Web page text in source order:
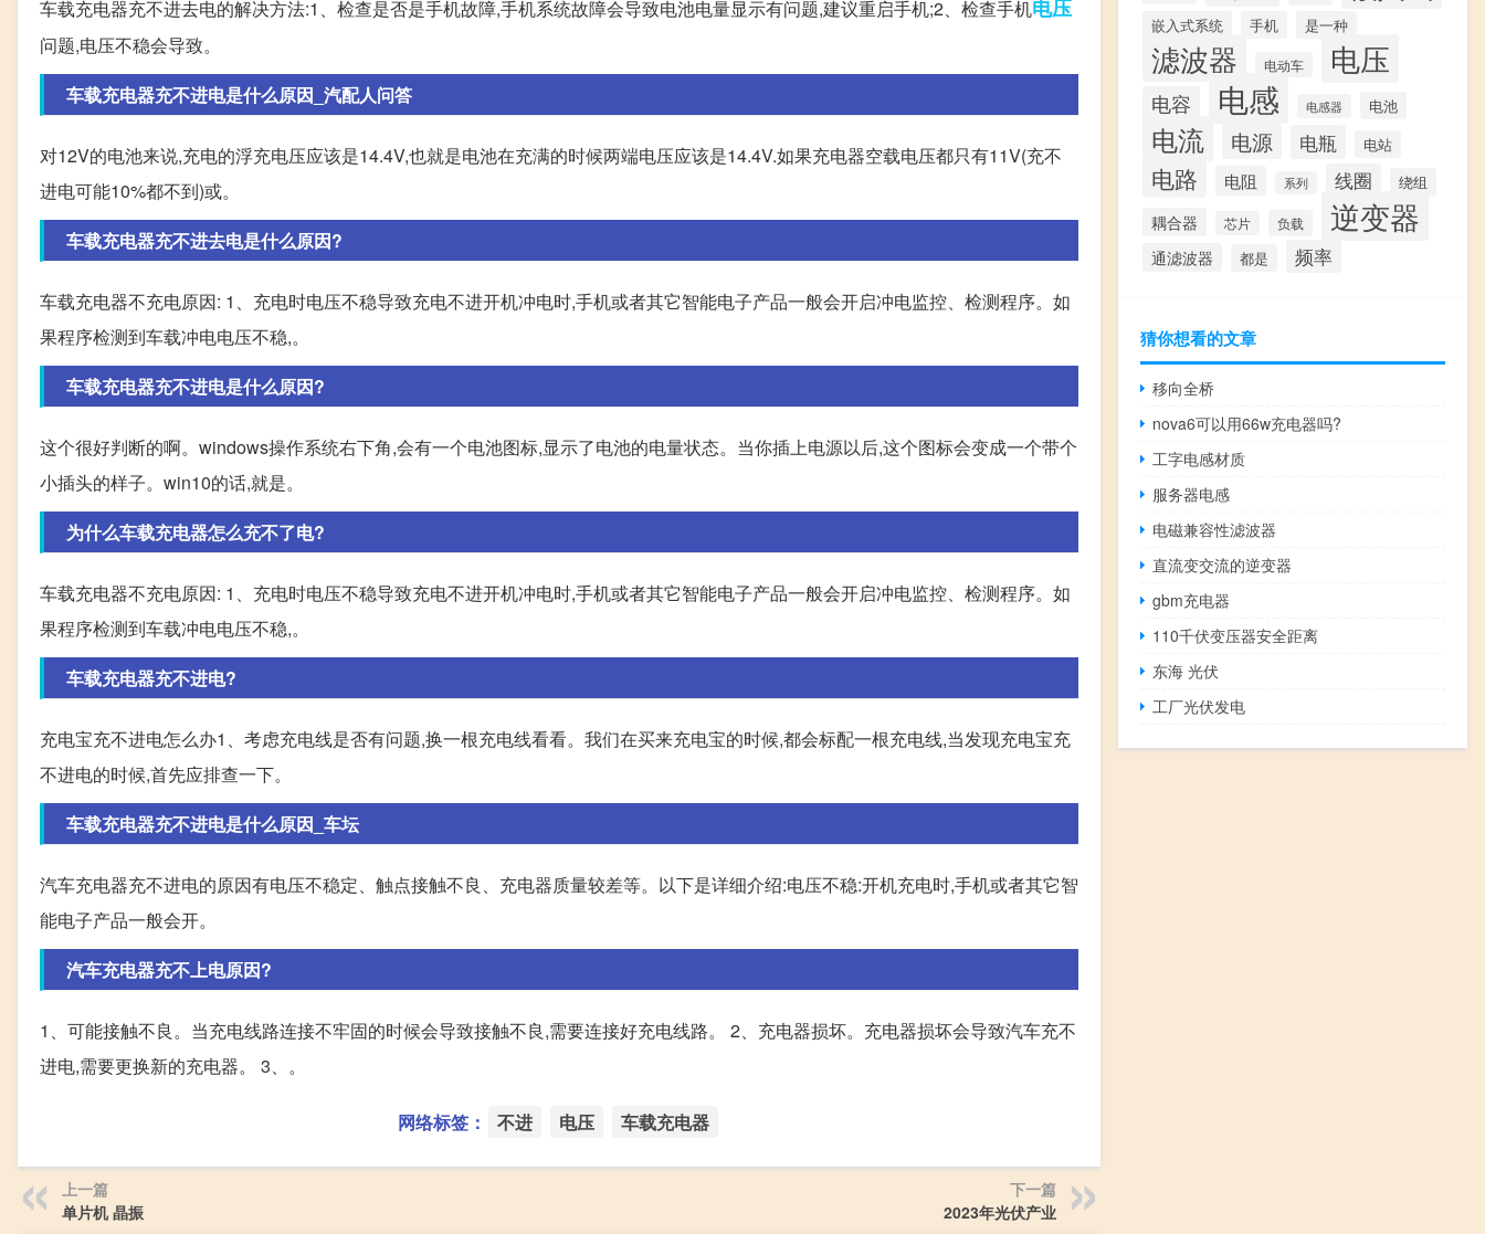
车载充电器充不进去电的解决方法:1、检查是否是手机故障,手机系统故障会导致电池电量显示有问题,建议重启手机;2、检查手机电压
问题,电压不稳会导致。
车载充电器充不进电是什么原因_汽配人问答
对12V的电池来说,充电的浮充电压应该是14.4V,也就是电池在充满的时候两端电压应该是14.4V.如果充电器空载电压都只有11V(充不
进电可能10%都不到)或。
车载充电器充不进去电是什么原因?
车载充电器不充电原因: 1、充电时电压不稳导致充电不进开机冲电时,手机或者其它智能电子产品一般会开启冲电监控、检测程序。如
果程序检测到车载冲电电压不稳,。
车载充电器充不进电是什么原因?
这个很好判断的啊。windows操作系统右下角,会有一个电池图标,显示了电池的电量状态。当你插上电源以后,这个图标会变成一个带个
小插头的样子。win10的话,就是。
为什么车载充电器怎么充不了电?
车载充电器不充电原因: 1、充电时电压不稳导致充电不进开机冲电时,手机或者其它智能电子产品一般会开启冲电监控、检测程序。如
果程序检测到车载冲电电压不稳,。
车载充电器充不进电?
充电宝充不进电怎么办1、考虑充电线是否有问题,换一根充电线看看。我们在买来充电宝的时候,都会标配一根充电线,当发现充电宝充
不进电的时候,首先应排查一下。
车载充电器充不进电是什么原因_车坛
汽车充电器充不进电的原因有电压不稳定、触点接触不良、充电器质量较差等。以下是详细介绍:电压不稳:开机充电时,手机或者其它智
能电子产品一般会开。
汽车充电器充不上电原因?
1、可能接触不良。当充电线路连接不牢固的时候会导致接触不良,需要连接好充电线路。 2、充电器损坏。充电器损坏会导致汽车充不
进电,需要更换新的充电器。 3、。
网络标签： 不进 电压 车载充电器
上一篇
单片机 晶振
下一篇
2023年光伏产业
嵌入式系统 手机 是一种
滤波器 电动车 电压
电容 电感 电感器 电池
电流 电源 电瓶 电站
电路 电阻 系列 线圈 绕组
耦合器 芯片 负载 逆变器
通滤波器 都是 频率
猜你想看的文章
移向全桥
nova6可以用66w充电器吗?
工字电感材质
服务器电感
电磁兼容性滤波器
直流变交流的逆变器
gbm充电器
110千伏变压器安全距离
东海 光伏
工厂光伏发电